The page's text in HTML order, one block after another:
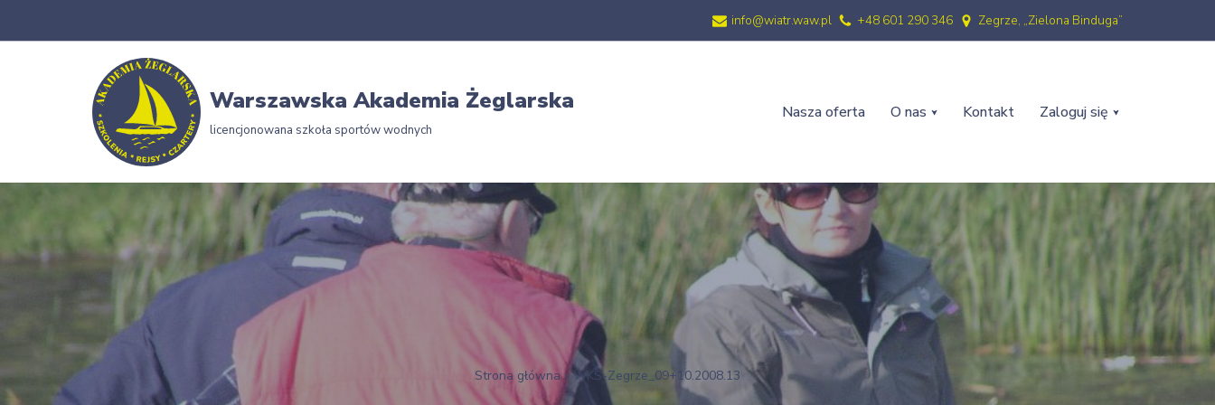
info@wiatr.waw.pl +48 601 290 346 Zegrze, „Zielona Binduga”
Warszawska Akademia Żeglarska
licencjonowana szkoła sportów wodnych
Nasza oferta O nas Kontakt Zaloguj się
Strona główna»WKS-Zegrze_09+10.2008.13